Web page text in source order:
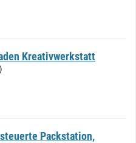
Kreativwerkstatt
Packstation,